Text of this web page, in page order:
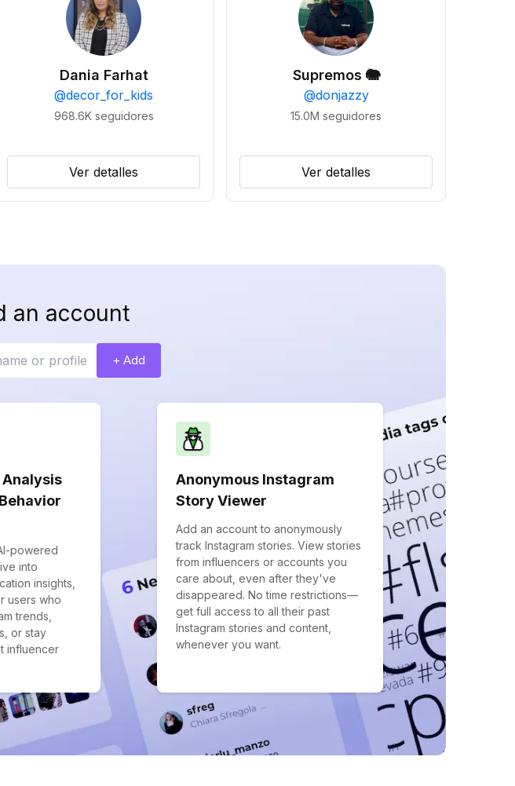
Dania Farhat
@decor_for_kids
968.6K seguidores
Ver detalles
Supremos 🐘
@donjazzy
15.0M seguidores
Ver detalles
an account
+ Add
Analysis
powered
into
insights,
users who
trends,
or stay
influencer
Anonymous Instagram
Story Viewer
Add an account to anonymously
track Instagram stories. View stories
from influencers or accounts you
care about, even after they've
disappeared. No time restrictions—
get full access to all their past
Instagram stories and content,
whenever you want.